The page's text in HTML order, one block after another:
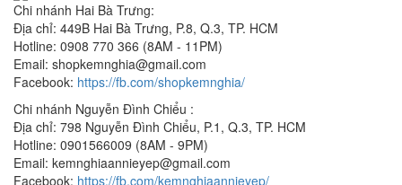
Chi nhánh Hai Bà Trưng:
Địa chỉ: 449B Hai Bà Trưng, P.8, Q.3, TP. HCM
Hotline: 0908 770 366 (8AM - 11PM)
Email: shopkemnghia@gmail.com
Facebook: https://fb.com/shopkemnghia/
Chi nhánh Nguyễn Đình Chiểu :
Địa chỉ: 798 Nguyễn Đình Chiểu, P.1, Q.3, TP. HCM
Hotline: 0901566009 (8AM - 9PM)
Email: kemnghiaannieyep@gmail.com
Facebook: https://fb.com/kemnghiaannieyep/